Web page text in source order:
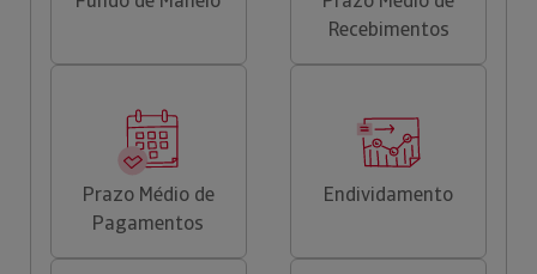
Recebimentos
Prazo Médio de
Pagamentos
Endividamento